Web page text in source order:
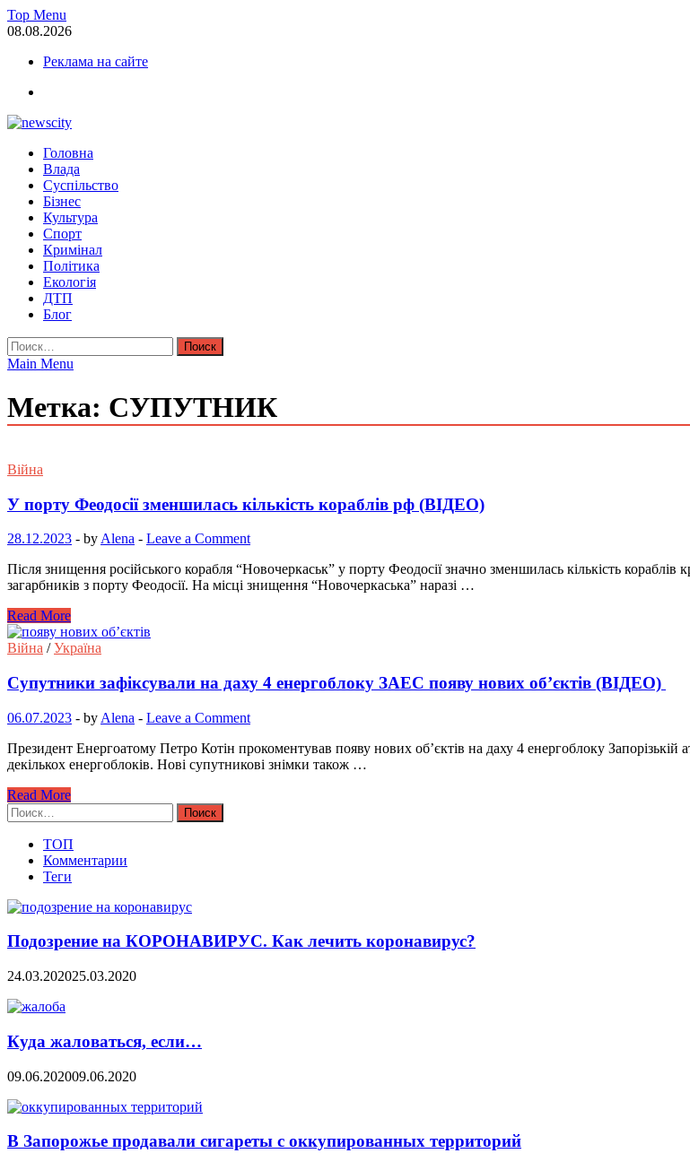
Skip
to
Top Menu
08.08.2026
Реклама на сайте
NewsCity — свежие новости Запорожья сегодня
Новости Запорожья и Запорожской области сегодня. События Запорожья, коррупция, политика, дтп, новости
Головна
Влада
Суспільство
Бізнес
Культура
Спорт
Кримінал
Політика
Екологія
ДТП
Блог
Найти:
Main Menu
Метка: СУПУТНИК
Війна
У порту Феодосії зменшилась кількість кораблів рф (ВІДЕО)
28.12.2023 - by Alena - Leave a Comment
Після знищення російського корабля “Новочеркаськ” у порту Феодосії значно зменшилась кількість
загарбників з порту Феодосії. На місці знищення “Новочеркаська” наразі …
Read More
Війна /Україна
Супутники зафіксували на даху 4 енергоблоку ЗАЕС появу нових об’єктів (ВІДЕО)
06.07.2023 - by Alena - Leave a Comment
Президент Енергоатому Петро Котін прокоментував появу нових об’єктів на даху 4 енергоблоку
декількох енергоблоків. Нові супутникові знімки також …
Read More
Найти:
ТОП
Комментарии
Теги
Подозрение на КОРОНАВИРУС. Как лечить коронавирус?
24.03.202025.03.2020
Куда жаловаться, если…
09.06.202009.06.2020
В Запорожье продавали сигареты с оккупированных территорий